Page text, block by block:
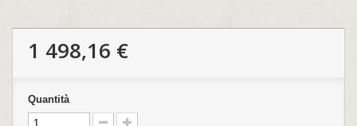
1 498,16 €
Quantità